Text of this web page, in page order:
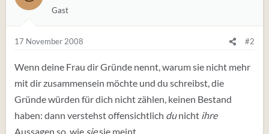
Gast
17 November 2008 #2
Wenn deine Frau dir Gründe nennt, warum sie nicht mehr
mit dir zusammensein möchte und du schreibst, die
Gründe würden für dich nicht zählen, keinen Bestand
haben: dann verstehst offensichtlich dunicht ihre
Aussagen so, wie siesie meint.